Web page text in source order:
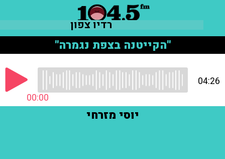
רדיו צפון
"הקייטנה בצפת נגמרה"
00:00
04:26
יוסי מזרחי